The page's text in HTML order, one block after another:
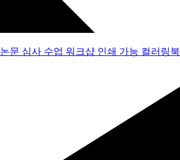
논문 심사 수업 워크샵 인쇄 가능 컬러링북